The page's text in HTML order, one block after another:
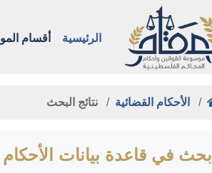
الرئيسية أقسام
الأحكام القضائية نتائج البحث
إبحث في قاعدة بيانات الأحكام